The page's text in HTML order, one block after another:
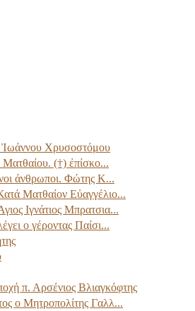
Ἰωάννου Χρυσοστόμου
Ματθαίου. (†) ἐπίσκο...
άνθρωποι. Φώτης Κ...
Ματθαίον Εὐαγγέλιο...
Ιγνάτιος Μπρατσια...
ο γέροντας Παίσι...
π. Αρσένιος Βλιαγκόφτης
ο Μητροπολίτης Γαλλ...